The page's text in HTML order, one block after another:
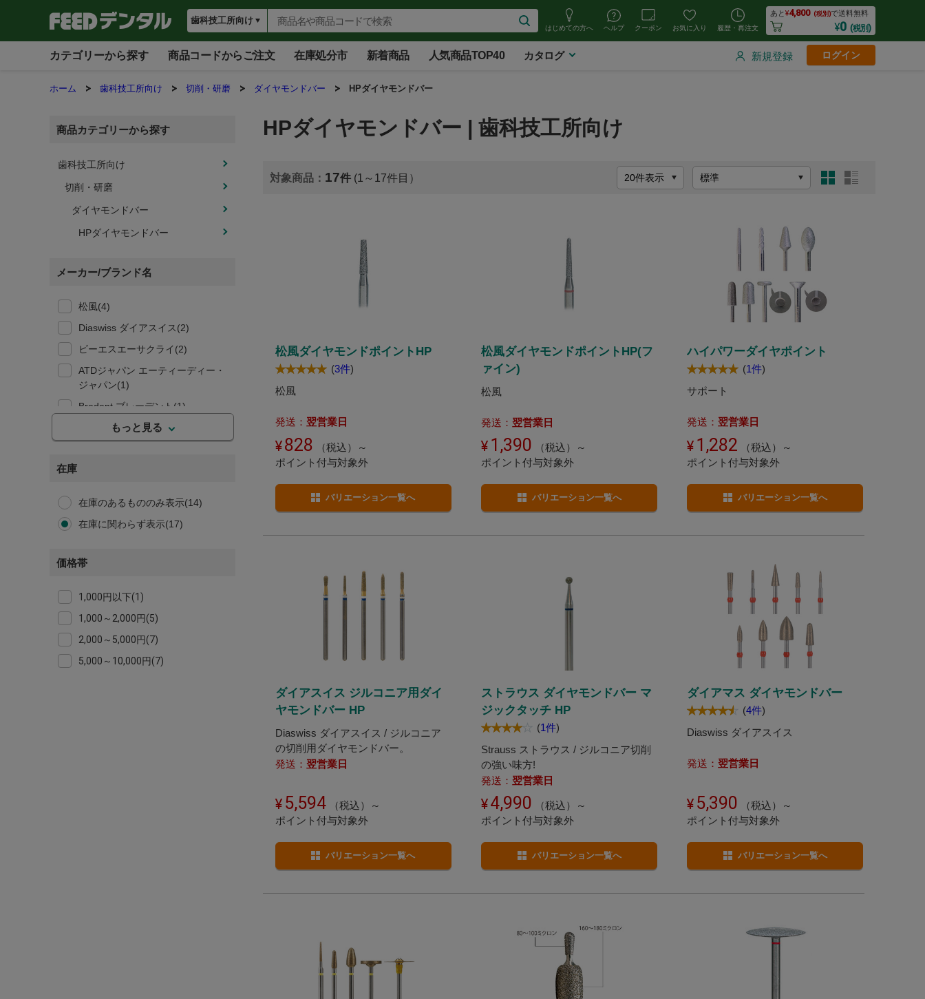
あと¥4,800 (税別)で送料無料
¥0 (税別)
新規登録 ログイン
履歴・再注文
お気に入り
クーポン
ヘルプ
はじめての方へ
カテゴリーから探す 商品コードからご注文 在庫処分市 新着商品 人気商品TOP40 カタログ
ホーム 歯科技工所向け 切削・研磨 ダイヤモンドバー HPダイヤモンドバー
HPダイヤモンドバー | 歯科技工所向け
17 (1～17
松風ダイヤモンドポイントHP
(3件)
松風
発送： 翌営業日
828
（税込）～
ポイント付与対象外
バリエーション一覧へ
松風ダイヤモンドポイントHP(フ
ァイン)
松風
発送：翌営業日
1,390
（税込）～
ポイント付与対象外
バリエーション一覧へ
ハイパワーダイヤポイント
(1件)
サポート
発送：翌営業日
1,282
（税込）～
ポイント付与対象外
バリエーション一覧へ
ダイアスイス ジルコニア用ダイ
ヤモンドバー HP
Diaswiss ダイアスイス / ジルコニア
の切削用ダイヤモンドバー。
発送： 翌営業日
5,594
（税込）～
ポイント付与対象外
バリエーション一覧へ
ストラウス ダイヤモンドバー マ
ジックタッチ HP
(1件)
Strauss ストラウス / ジルコニア切削
の強い味方!
発送：翌営業日
4,990
（税込）～
ポイント付与対象外
バリエーション一覧へ
ダイアマス ダイヤモンドバー
(4件)
Diaswiss ダイアスイス
発送：翌営業日
5,390
（税込）～
ポイント付与対象外
バリエーション一覧へ
商品カテゴリーから探す
歯科技工所向け
切削・研磨
ダイヤモンドバー
HPダイヤモンドバー
メーカー/ブランド名
松風(4)
Diaswiss ダイアスイス(2)
ビーエスエーサクライ(2)
ATDジャパン エーティーディー・
ジャパン(1)
Bredent ブレーデント(1)
Busch ブッシュ(1)
秋山産業(1)
もっと見る
在庫
在庫のあるもののみ表示(14)
在庫に関わらず表示(17)
価格帯
1,000円以下(1)
1,000～2,000円(5)
2,000～5,000円(7)
5,000～10,000円(7)